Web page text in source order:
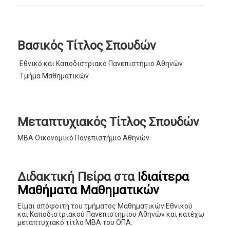
Βασικός Τίτλος Σπουδών
Εθνικό και Καποδιστριακό Πανεπιστήμιο Αθηνών
Τμήμα Μαθηματικών
Μεταπτυχιακός Τίτλος Σπουδών
ΜΒΑ Οικονομικό Πανεπιστήμιο Αθηνών
Διδακτική Πείρα στα Ιδιαίτερα
Μαθήματα Μαθηματικών
Είμαι απόφοιτη του τμήματος Μαθηματικών Εθνικού
και Καποδιστριακού Πανεπιστημίου Αθηνών και κατέχω
μεταπτυχιακό τίτλο MBA του ΟΠΑ.